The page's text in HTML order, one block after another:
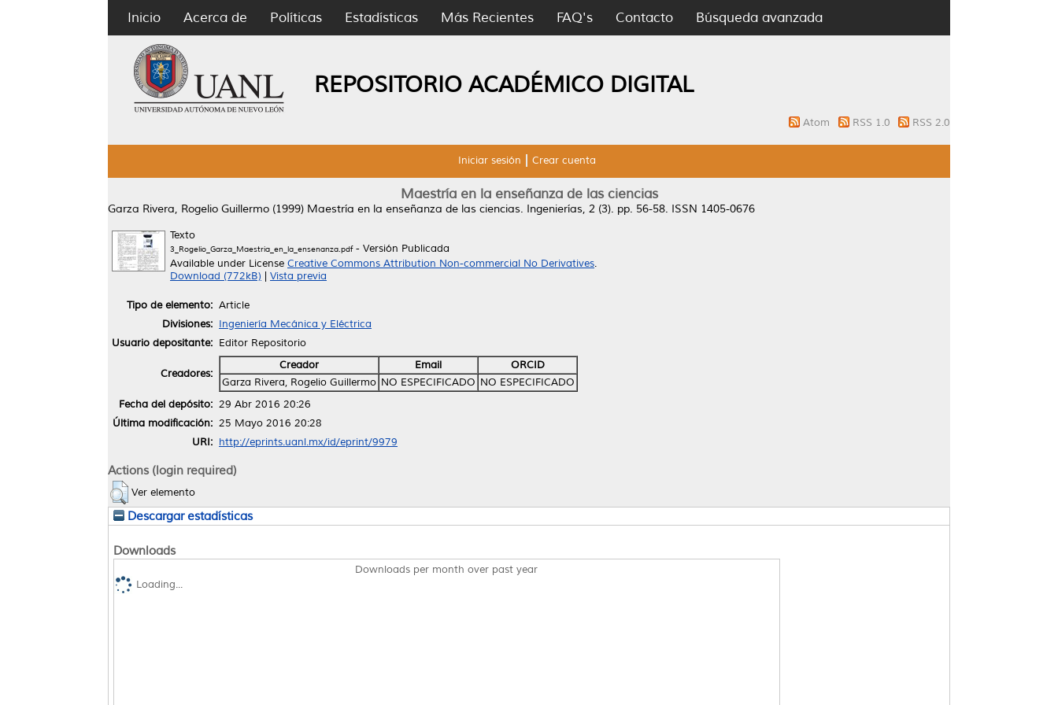
Inicio Acerca de Políticas Estadísticas Más Recientes FAQ's Contacto Búsqueda avanzada
REPOSITORIO ACADÉMICO DIGITAL
Atom RSS 1.0 RSS 2.0
Iniciar sesión Crear cuenta
Maestría en la enseñanza de las ciencias
Garza Rivera, Rogelio Guillermo (1999) Maestría en la enseñanza de las ciencias. Ingenierías, 2 (3). pp. 56-58. ISSN 1405-0676
Texto
3_Rogelio_Garza_Maestria_en_la_ensenanza.pdf- Versión Publicada
Available under License Creative Commons Attribution Non-commercial No Derivatives.
Download (772kB)
Vista previa
Tipo de elemento: Article
Divisiones: Ingeniería Mecánica y Eléctrica
Usuario depositante: Editor Repositorio
Creadores:
Creador Email
ORCID
Garza Rivera, Rogelio Guillermo NO ESPECIFICADO NO ESPECIFICADO
Fecha del depósito: 29 Abr 2016 20:26
Última modificación: 25 Mayo 2016 20:28
URI: http://eprints.uanl.mx/id/eprint/9979
Actions (login required)
Ver elemento
Descargar estadísticas
Downloads
Downloads per month over past year
Loading...